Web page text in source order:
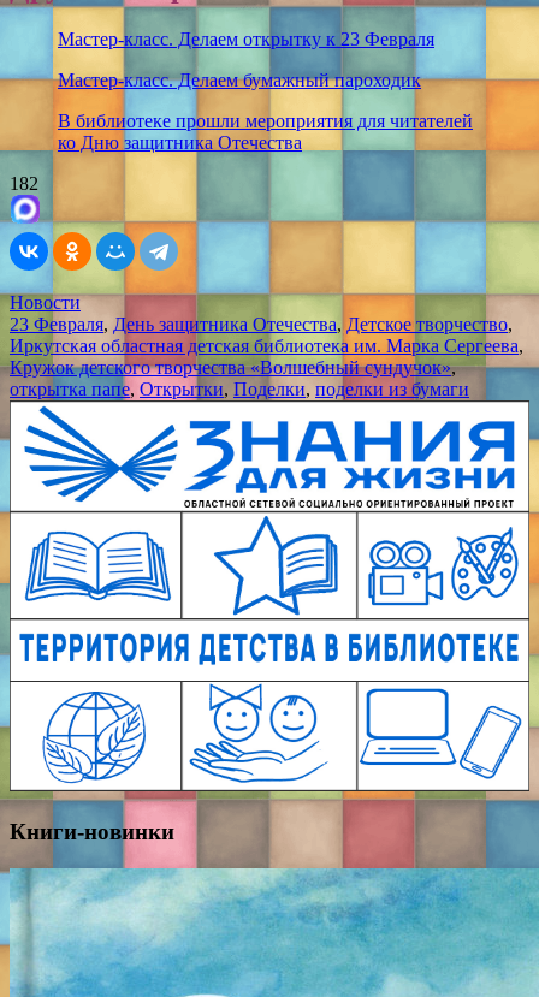
Мастер-класс. Делаем открытку к 23 Февраля
Мастер-класс. Делаем бумажный пароходик
В библиотеке прошли мероприятия для читателей
ко Дню защитника Отечества
182
Новости
23 Февраля, День защитника Отечества, Детское творчество,
Иркутская областная детская библиотека им. Марка Сергеева,
Кружок детского творчества «Волшебный сундучок»,
открытка папе, Открытки, Поделки, поделки из бумаги
Книги-новинки